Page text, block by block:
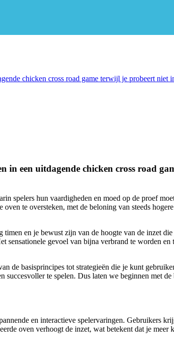
chicken cross road game terwijl je probeert niet
in een uitdagende chicken cross road
spelers hun vaardigheden en moed op de proef
te oversteken, met de beloning van steeds
en je bewust zijn van de hoogte van de inzet
gevoel van bijna verbrand te worden
de basisprincipes tot strategieën die je kunt
te spelen. Dus laten we beginnen met de
en interactieve spelervaringen. Gebruikers
oven verhoogt de inzet, wat betekent dat je